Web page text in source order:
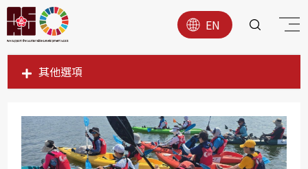
EN
其他選項
SDG1
SDG3
SDG4